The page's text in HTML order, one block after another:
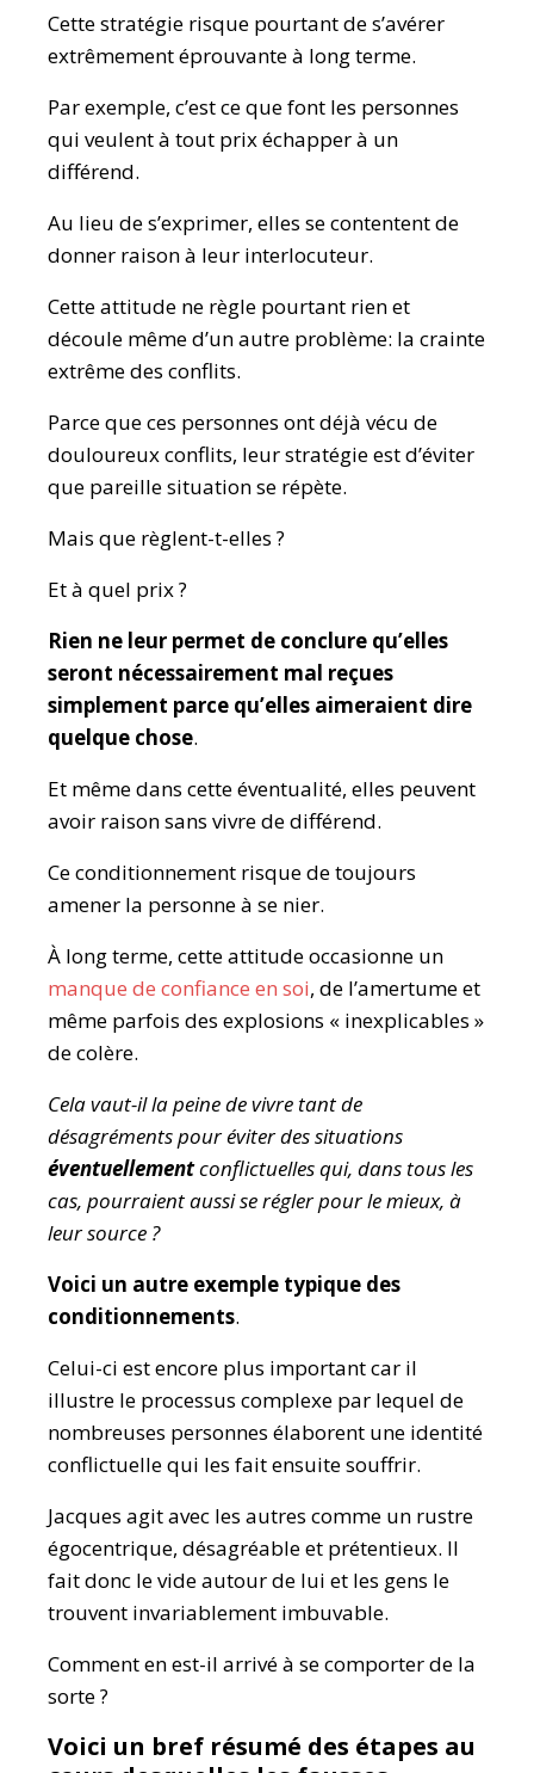
Cette stratégie risque pourtant de s’avérer
extrêmement éprouvante à long terme.
Par exemple, c’est ce que font les personnes
qui veulent à tout prix échapper à un
différend.
Au lieu de s’exprimer, elles se contentent de
donner raison à leur interlocuteur.
Cette attitude ne règle pourtant rien et
découle même d’un autre problème: la crainte
extrême des conflits.
Parce que ces personnes ont déjà vécu de
douloureux conflits, leur stratégie est d’éviter
que pareille situation se répète.
Mais que règlent-t-elles ?
Et à quel prix ?
Rien ne leur permet de conclure qu’elles
seront nécessairement mal reçues
simplement parce qu’elles aimeraient dire
quelque chose.
Et même dans cette éventualité, elles peuvent
avoir raison sans vivre de différend.
Ce conditionnement risque de toujours
amener la personne à se nier.
À long terme, cette attitude occasionne un
manque de confiance en soi, de l’amertume et
même parfois des explosions « inexplicables »
de colère.
Cela vaut-il la peine de vivre tant de
désagréments pour éviter des situations
éventuellementconflictuelles qui, dans tous les
cas, pourraient aussi se régler pour le mieux, à
leur source ?
Voici un autre exemple typique des
conditionnements.
Celui-ci est encore plus important car il
illustre le processus complexe par lequel de
nombreuses personnes élaborent une identité
conflictuelle qui les fait ensuite souffrir.
Jacques agit avec les autres comme un rustre
égocentrique, désagréable et prétentieux. Il
fait donc le vide autour de lui et les gens le
trouvent invariablement imbuvable.
Comment en est-il arrivé à se comporter de la
sorte ?
Voici un bref résumé des étapes au